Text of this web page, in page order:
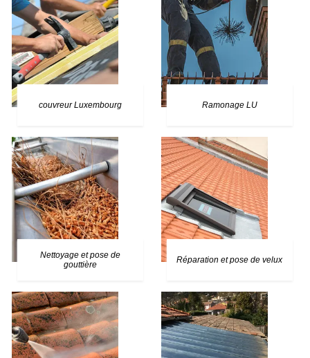
couvreur Luxembourg Ramonage LU
Nettoyage et pose de
gouttière
Réparation et pose de velux